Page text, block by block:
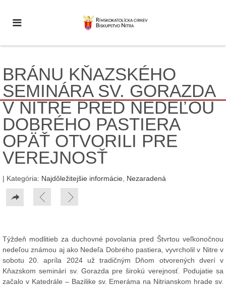
BRÁNU KŇAZSKÉHO
SEMINÁRA SV. GORAZDA
V NITRE PRED NEDEĽOU
DOBRÉHO PASTIERA
OPÄŤ OTVORILI PRE
VEREJNOSŤ
| Kategória: Najdôležitejšie informácie Nezaradená
Týždeň modlitieb za duchovné povolania pred Štvrtou veľkonočnou
nedeľou známou aj ako Nedeľa Dobrého pastiera, vyvrcholil v Nitre v
sobotu 20. apríla 2024 už tradičným Dňom otvorených dverí v
Kňazskom seminári sv. Gorazda pre širokú verejnosť. Podujatie sa
začalo v Katedrále – Bazilike sv. Emeráma na Nitrianskom hrade sv.